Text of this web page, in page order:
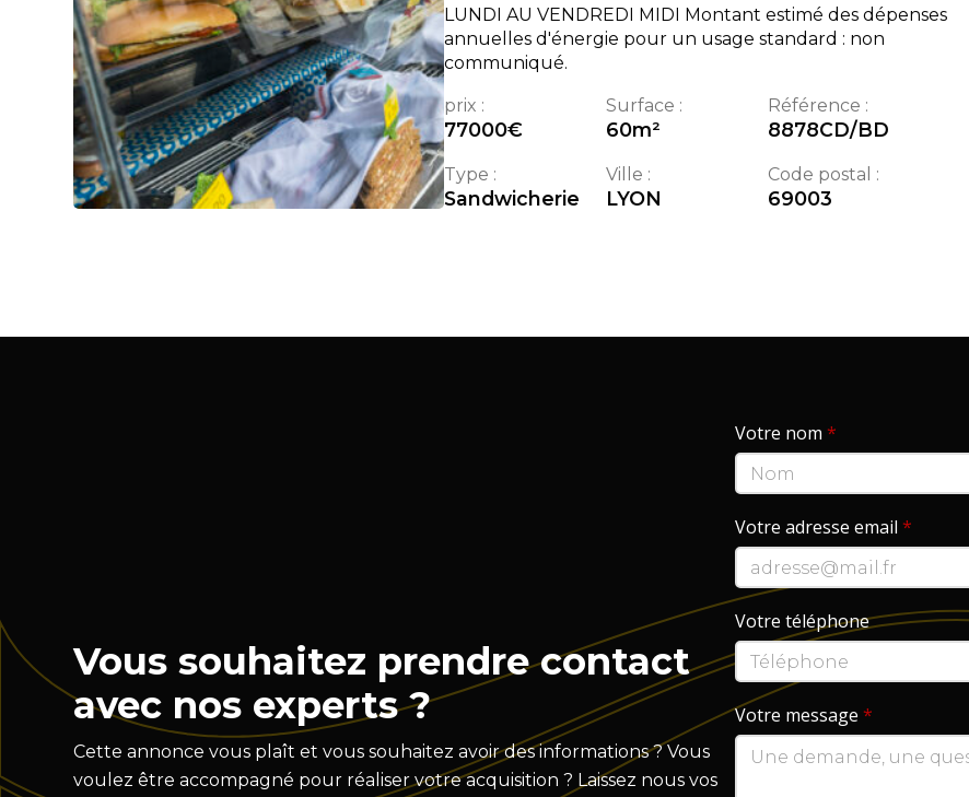
LUNDI AU VENDREDI MIDI Montant estimé des dépenses
annuelles d'énergie pour un usage standard : non
communiqué.
prix :
77000€
Surface :
60m²
Référence :
8878CD/BD
Type :
Sandwicherie
Ville :
LYON
Code postal :
69003
Vous souhaitez prendre contact
avec nos experts ?
Cette annonce vous plaît et vous souhaitez avoir des informations ? Vous
voulez être accompagné pour réaliser votre acquisition ? Laissez nous vos
Votre nom *
Votre adresse email *
Votre téléphone
Votre message *